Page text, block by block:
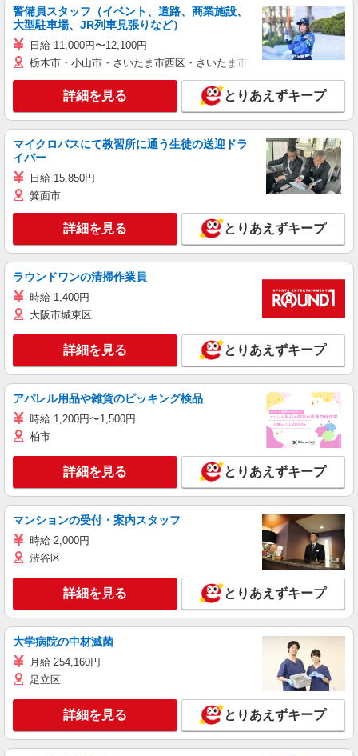
警備員スタッフ（イベント、道路、商業施設、
大型駐車場、JR列車見張りなど）
日給 11,000円〜12,100円
栃木市・小山市・さいたま市西区・さいたま市岩槻区・久喜市・蓮田
詳細を見る とりあえずキープ
マイクロバスにて教習所に通う生徒の送迎ドラ
イバー
日給 15,850円
箕面市
詳細を見る とりあえずキープ
ラウンドワンの清掃作業員
時給 1,400円
大阪市城東区
詳細を見る とりあえずキープ
アパレル用品や雑貨のピッキング検品
時給 1,200円〜1,500円
柏市
詳細を見る とりあえずキープ
マンションの受付・案内スタッフ
時給 2,000円
渋谷区
詳細を見る とりあえずキープ
大学病院の中材滅菌
月給 254,160円
足立区
詳細を見る とりあえずキープ